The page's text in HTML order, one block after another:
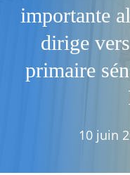
importante
dirige
primaire
10 juin